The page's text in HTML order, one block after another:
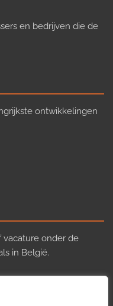
en bedrijven die de
ontwikkelingen
vacature onder de
in België.